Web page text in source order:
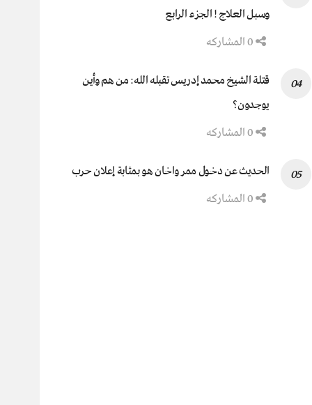
وسبل العلاج ! الجزء الرابع
قتلة الشيخ محمد إدريس تقبله الله: من هم وأين
يوجدون؟
الحديث عن دخول ممر واخان هو بمثابة إعلان حرب